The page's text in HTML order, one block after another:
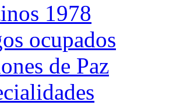
1978
ocupados
de Paz